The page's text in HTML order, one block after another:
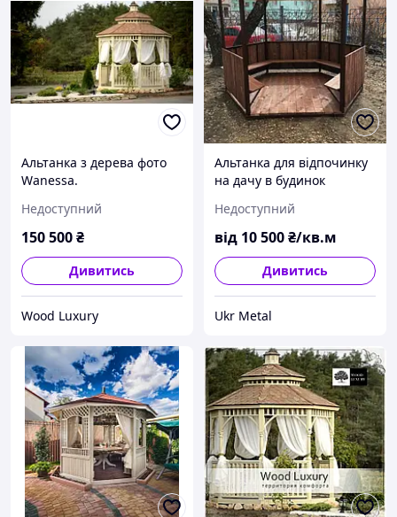
Альтанка з дерева фото
Wanessa.
Недоступний
150 500₴
Дивитись
Wood Luxury
Альтанка для відпочинку
на дачу в будинок
Недоступний
від 10 500₴/кв.м
Дивитись
Ukr Metal